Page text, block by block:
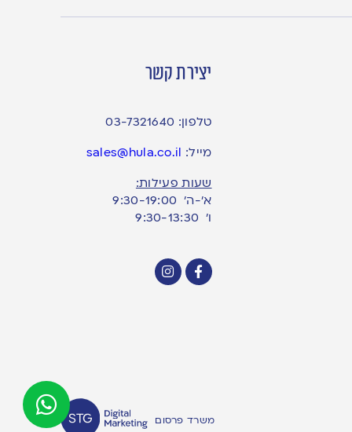
יצירת קשר
טלפון: 03-7321640
מייל: sales@hula.co.il
שעות פעילות:
א’-ה’ 9:30-19:00
ו׳ 9:30-13:30
משרד פרסום